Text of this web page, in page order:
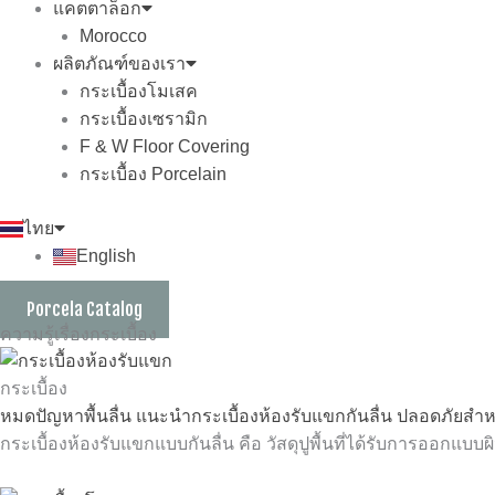
แคตตาล็อก
Morocco
ผลิตภัณฑ์ของเรา
กระเบื้องโมเสค
กระเบื้องเซรามิก
F & W Floor Covering
กระเบื้อง Porcelain
ไทย
English
Porcela Catalog
ความรู้เรื่องกระเบื้อง
กระเบื้อง
หมดปัญหาพื้นลื่น แนะนำกระเบื้องห้องรับแขกกันลื่น ปลอดภัยสำ
กระเบื้องห้องรับแขกแบบกันลื่น คือ วัสดุปูพื้นที่ได้รับการออกแบบ